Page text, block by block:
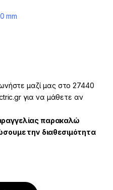
mm
μαζί μας στο 27440
για να μάθετε αν
παρακαλώ
την διαθεσιμότητα